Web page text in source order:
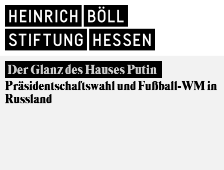
Der Glanz des Hauses Putin
Präsidentschaftswahl und Fußball-WM in
Russland